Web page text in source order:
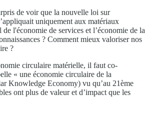
de voir que la nouvelle loi sur
uniquement aux matériaux
de l'économie de services et l’économie de la
? Comment mieux valoriser nos
?
circulaire matérielle, il faut co-
« une économie circulaire de la
Knowledge Economy) vu qu’au 21ème
ont plus de valeur et d’impact que les